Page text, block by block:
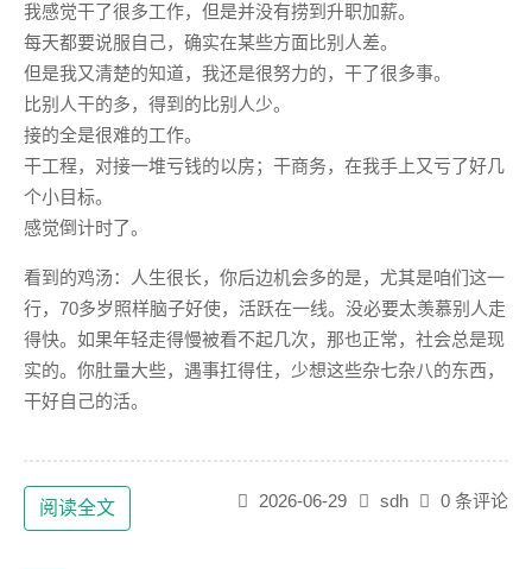
我感觉干了很多工作，但是并没有捞到升职加薪。
每天都要说服自己，确实在某些方面比别人差。
但是我又清楚的知道，我还是很努力的，干了很多事。
比别人干的多，得到的比别人少。
接的全是很难的工作。
干工程，对接一堆亏钱的以房；干商务，在我手上又亏了好几
个小目标。
感觉倒计时了。
看到的鸡汤：人生很长，你后边机会多的是，尤其是咱们这一
行，70多岁照样脑子好使，活跃在一线。没必要太羡慕别人走
得快。如果年轻走得慢被看不起几次，那也正常，社会总是现
实的。你肚量大些，遇事扛得住，少想这些杂七杂八的东西，
干好自己的活。
阅读全文 2026-06-29 sdh 0 条评论